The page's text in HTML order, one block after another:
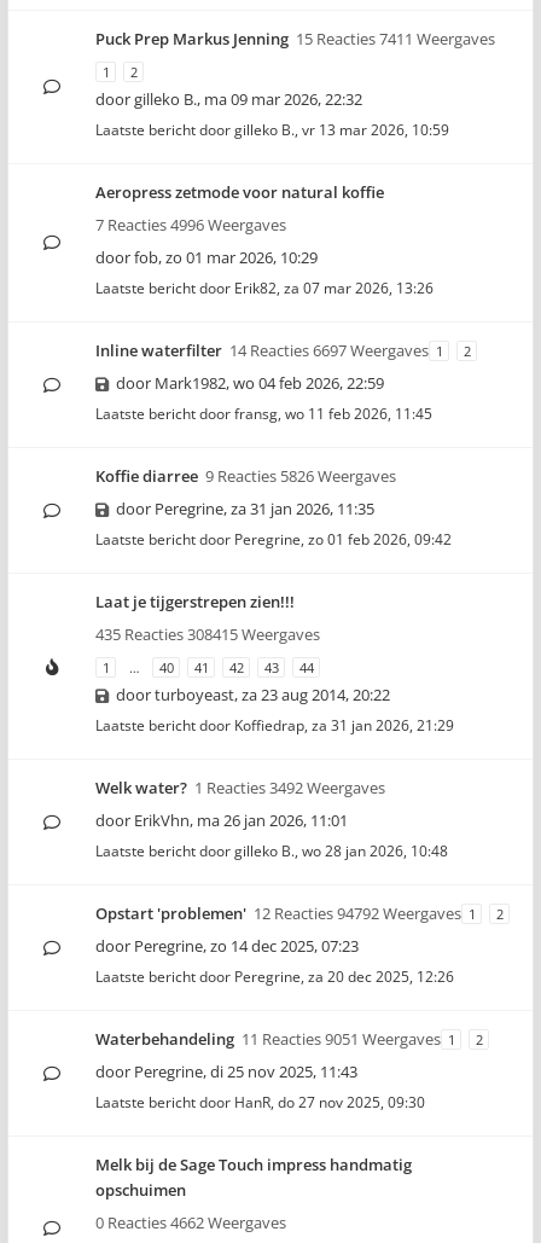
Puck Prep Markus Jenning 15 Reacties 7411 Weergaves
1 2
doorgilleko B., ma 09 mar 2026, 22:32
Laatste bericht doorgilleko B., vr 13 mar 2026, 10:59
Aeropress zetmode voor natural koffie
7 Reacties 4996 Weergaves
doorfob,zo 01 mar 2026, 10:29
Laatste bericht door Erik82, za 07 mar 2026, 13:26
Inline waterfilter 14 Reacties 6697 Weergaves 1 2
door Mark1982,wo 04 feb 2026, 22:59
Laatste bericht doorfransg, wo 11 feb 2026, 11:45
Koffie diarree 9 Reacties 5826 Weergaves
door Peregrine,za 31 jan 2026, 11:35
Laatste bericht door Peregrine, zo 01 feb 2026, 09:42
Laat je tijgerstrepen zien!!!
435 Reacties 308415 Weergaves
1 … 40 41 42 43 44
doorturboyeast,za 23 aug 2014, 20:22
Laatste bericht door Koffiedrap, za 31 jan 2026, 21:29
Welk water? 1 Reacties 3492 Weergaves
door ErikVhn, ma 26 jan 2026, 11:01
Laatste bericht doorgilleko B., wo 28 jan 2026, 10:48
Opstart 'problemen' 12 Reacties 94792 Weergaves 1 2
door Peregrine,zo 14 dec 2025, 07:23
Laatste bericht door Peregrine, za 20 dec 2025, 12:26
Waterbehandeling 11 Reacties 9051 Weergaves 1 2
door Peregrine,di 25 nov 2025, 11:43
Laatste bericht door HanR, do 27 nov 2025, 09:30
Melk bij de Sage Touch impress handmatig
opschuimen
0 Reacties 4662 Weergaves